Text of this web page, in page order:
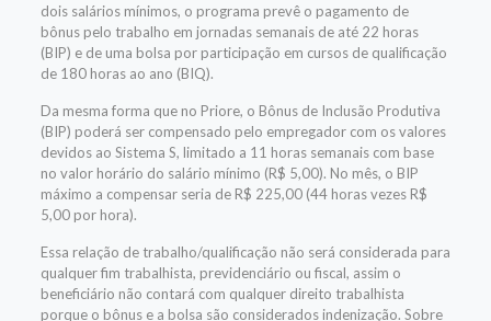
dois salários mínimos, o programa prevê o pagamento de
bônus pelo trabalho em jornadas semanais de até 22 horas
(BIP) e de uma bolsa por participação em cursos de qualificação
de 180 horas ao ano (BIQ).
Da mesma forma que no Priore, o Bônus de Inclusão Produtiva
(BIP) poderá ser compensado pelo empregador com os valores
devidos ao Sistema S, limitado a 11 horas semanais com base
no valor horário do salário mínimo (R$ 5,00). No mês, o BIP
máximo a compensar seria de R$ 225,00 (44 horas vezes R$
5,00 por hora).
Essa relação de trabalho/qualificação não será considerada para
qualquer fim trabalhista, previdenciário ou fiscal, assim o
beneficiário não contará com qualquer direito trabalhista
porque o bônus e a bolsa são considerados indenização. Sobre